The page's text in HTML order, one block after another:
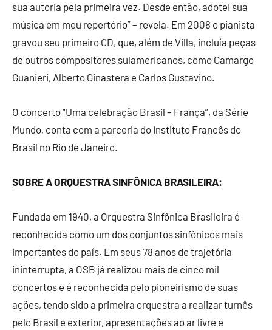
sua autoria pela primeira vez. Desde então, adotei sua
música em meu repertório” – revela. Em 2008 o pianista
gravou seu primeiro CD, que, além de Villa, incluía peças
de outros compositores sulamericanos, como Camargo
Guanieri, Alberto Ginastera e Carlos Gustavino.
O concerto “Uma celebração Brasil – França”, da Série
Mundo, conta com a parceria do Instituto Francês do
Brasil no Rio de Janeiro.
SOBRE A ORQUESTRA SINFÔNICA BRASILEIRA:
Fundada em 1940, a Orquestra Sinfônica Brasileira é
reconhecida como um dos conjuntos sinfônicos mais
importantes do país. Em seus 78 anos de trajetória
ininterrupta, a OSB já realizou mais de cinco mil
concertos e é reconhecida pelo pioneirismo de suas
ações, tendo sido a primeira orquestra a realizar turnês
pelo Brasil e exterior, apresentações ao ar livre e